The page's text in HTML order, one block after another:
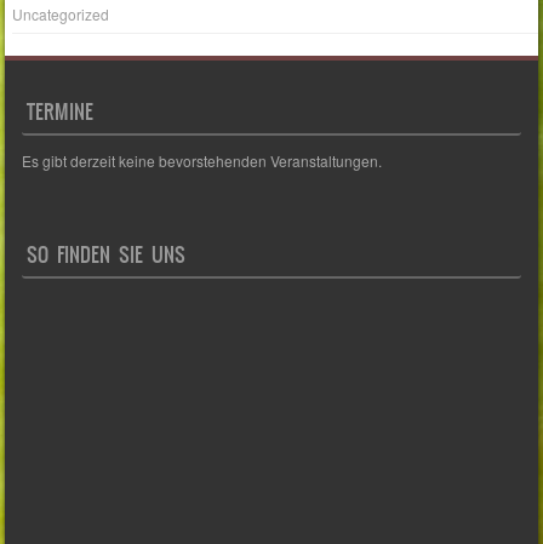
Uncategorized
TERMINE
Es gibt derzeit keine bevorstehenden Veranstaltungen.
SO FINDEN SIE UNS